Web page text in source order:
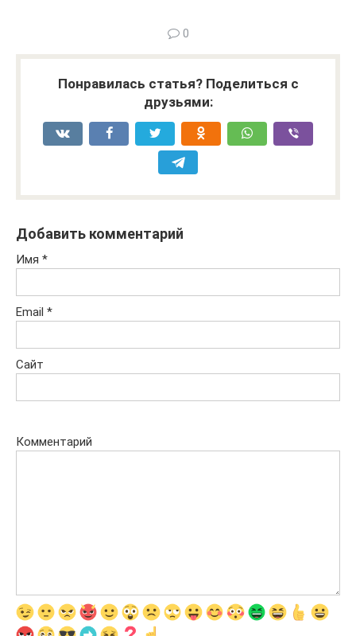
0
Понравилась статья? Поделиться с
друзьями:
Добавить комментарий
Имя *
Email *
Сайт
Комментарий